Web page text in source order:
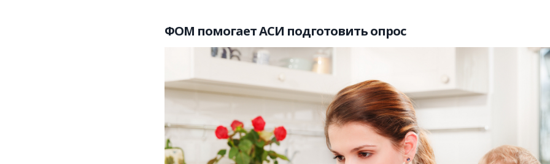
ФОМ помогает АСИ подготовить опрос